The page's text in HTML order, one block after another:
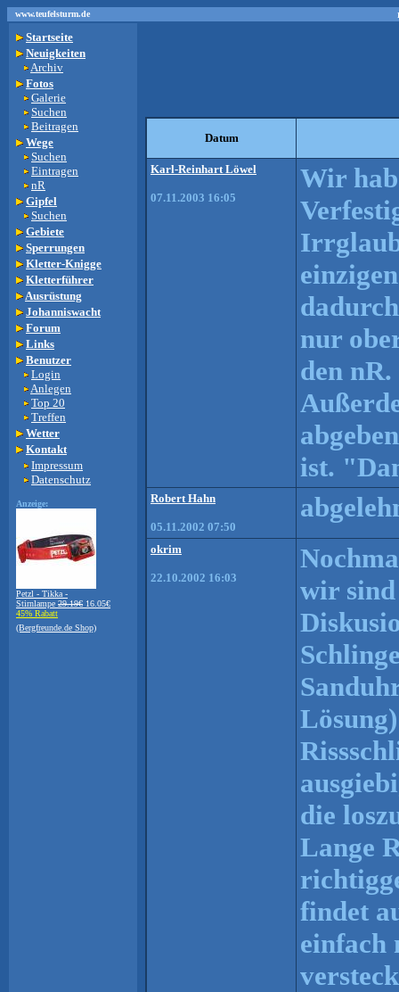
www.teufelsturm.de
Startseite
Neuigkeiten
Archiv
Fotos
Galerie
Suchen
Beitragen
Wege
Suchen
Eintragen
nR
Gipfel
Suchen
Gebiete
Sperrungen
Kletter-Knigge
Kletterführer
Ausrüstung
Johanniswacht
Forum
Links
Benutzer
Login
Anlegen
Top 20
Treffen
Wetter
Kontakt
Impressum
Datenschutz
Anzeige:
Petzl - Tikka -
Stirnlampe 29.19€ 16.05€
45% Rabatt
(Bergfreunde.de Shop)
Datum
Karl-Reinhart Löwel
07.11.2003 16:05
Wir
nur
den nR.
ist.
Robert Hahn
05.11.2002 07:50
okrim
22.10.2002 16:03
wir sind
die
Lange
findet
einfach